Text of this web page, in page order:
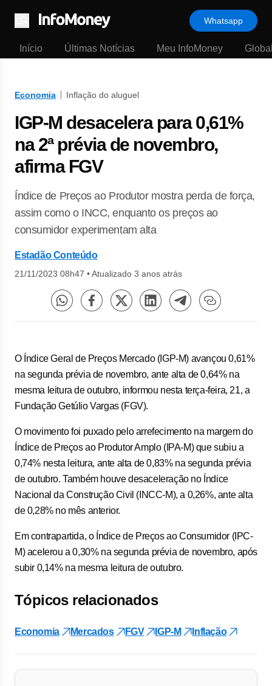
Menu
Whatsapp
Início Últimas Notícias Meu InfoMoney
Economia Inflação do aluguel
IGP-M desacelera para 0,61%
na 2ª prévia de novembro,
afirma FGV
Índice de Preços ao Produtor mostra perda de força,
assim como o INCC, enquanto os preços ao
consumidor experimentam alta
Estadão Conteúdo
21/11/2023 08h47 •Atualizado 3 anos atrás
O Índice Geral de Preços Mercado (IGP-M) avançou 0,61%
na segunda prévia de novembro, ante alta de 0,64% na
mesma leitura de outubro, informou nesta terça-feira, 21, a
Fundação Getúlio Vargas (FGV).
O movimento foi puxado pelo arrefecimento na margem do
Índice de Preços ao Produtor Amplo (IPA-M) que subiu a
0,74% nesta leitura, ante alta de 0,83% na segunda prévia
de outubro. Também houve desaceleração no Índice
Nacional da Construção Civil (INCC-M), a 0,26%, ante alta
de 0,28% no mês anterior.
Em contrapartida, o Índice de Preços ao Consumidor (IPC-
M) acelerou a 0,30% na segunda prévia de novembro, após
subir 0,14% na mesma leitura de outubro.
Tópicos relacionados
Economia Mercados FGV IGP-M Inflação